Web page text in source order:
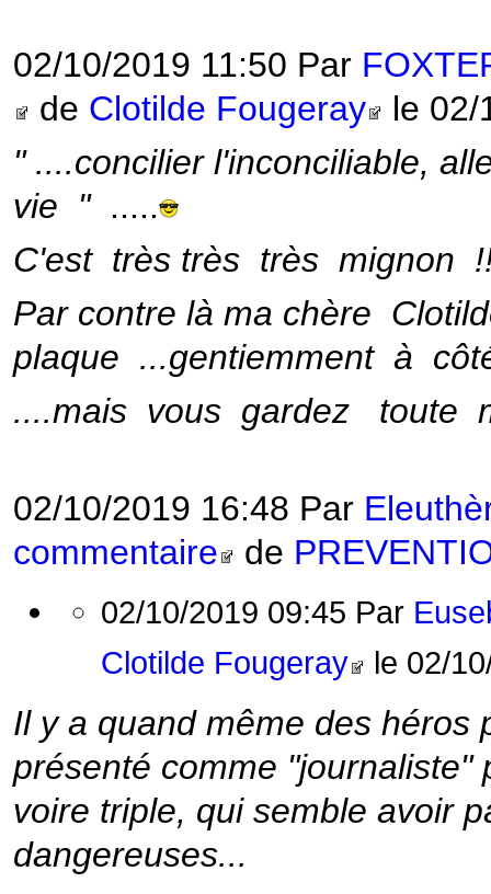
02/10/2019 11:50 Par
de Clotilde Fougeray
le 02/
" ....concilier l'inconciliable,
vie ".....
C'est très très très mignon
Par contre là ma chère
plaque ...gentiemment à
....mais vous gardez toute
02/10/2019 16:48 Par
commentaire
de
02/10/2019 09:45 Par
Clotilde Fougeray
le 02/
Il y a quand même des héros
présenté comme
voire triple, qui semble avoir
dangereuses...